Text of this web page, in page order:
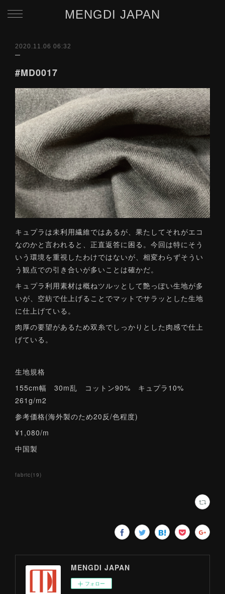
MENGDI JAPAN
2020.11.06 06:32
#MD0017
キュプラは未利用繊維ではあるが、果たしてそれがエコ
なのかと言われると、正直返答に困る。今回は特にそう
いう環境を重視したわけではないが、相変わらずそうい
う観点での引き合いが多いことは確かだ。
キュプラ利用素材は概ねツルッとして艶っぽい生地が多
いが、空紡で仕上げることでマットでサラッとした生地
に仕上げている。
肉厚の要望があるため双糸でしっかりとした肉感で仕上
げている。
生地規格
155cm幅 30m乱 コットン90% キュプラ10%
261g/m2
参考価格(海外製のため20反/色程度)
¥1,080/m
中国製
fabric(19)
MENGDI JAPAN
フォロー